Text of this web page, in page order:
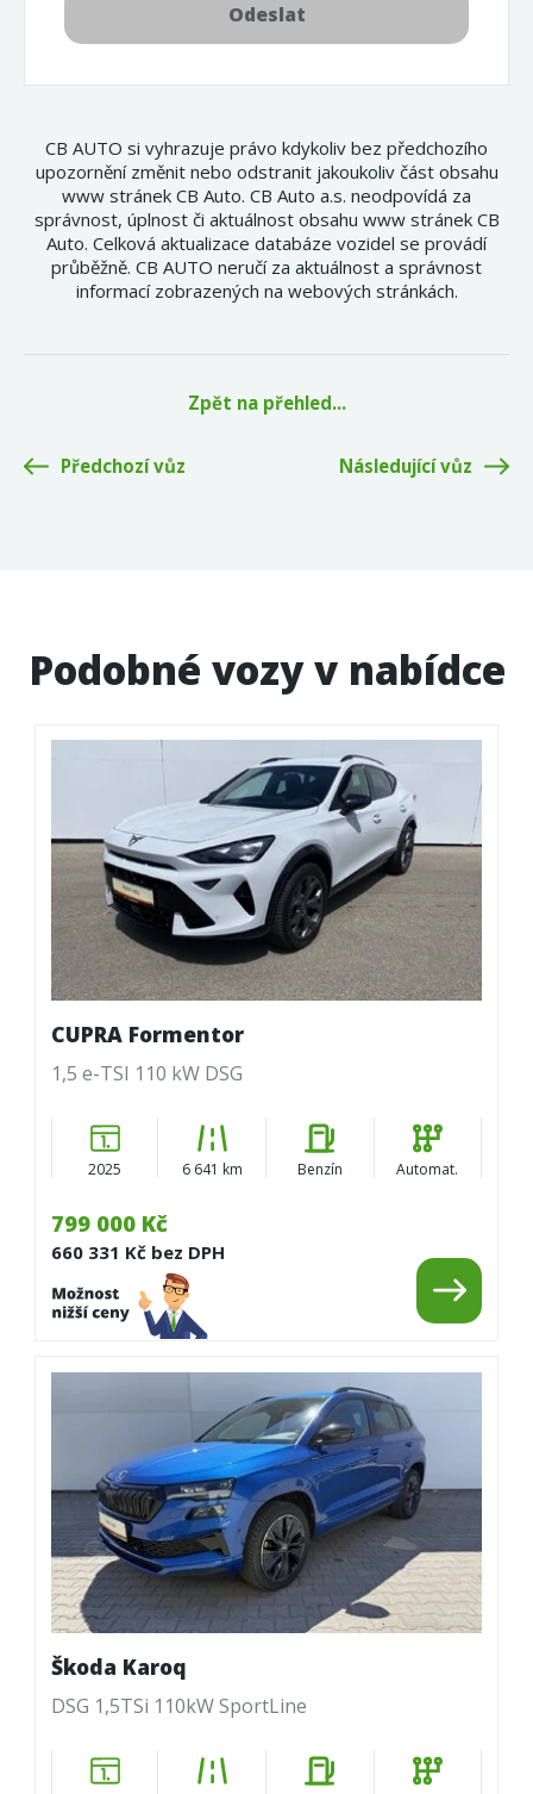
Odeslat
CB AUTO si vyhrazuje právo kdykoliv bez předchozího
upozornění změnit nebo odstranit jakoukoliv část obsahu
www stránek CB Auto. CB Auto a.s. neodpovídá za
správnost, úplnost či aktuálnost obsahu www stránek CB
Auto. Celková aktualizace databáze vozidel se provádí
průběžně. CB AUTO neručí za aktuálnost a správnost
informací zobrazených na webových stránkách.
Zpět na přehled...
Předchozí vůz Následující vůz
Podobné vozy v nabídce
799 000 Kč
660 331 Kč bez DPH
CUPRA Formentor
1,5 e-TSI 110 kW DSG
2025 6 641 km Benzín Automat.
Škoda Karoq
DSG 1,5TSi 110kW SportLine